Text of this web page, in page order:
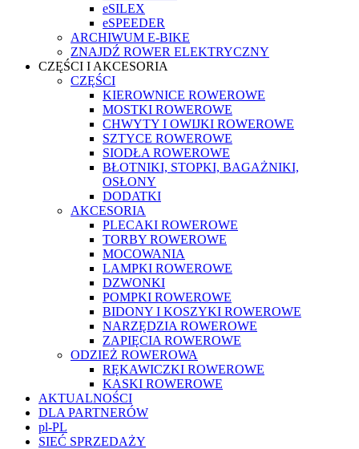
eSILEX
eSPEEDER
ARCHIWUM E-BIKE
ZNAJDŹ ROWER ELEKTRYCZNY
CZĘŚCI I AKCESORIA
CZĘŚCI
KIEROWNICE ROWEROWE
MOSTKI ROWEROWE
CHWYTY I OWIJKI ROWEROWE
SZTYCE ROWEROWE
SIODŁA ROWEROWE
BŁOTNIKI, STOPKI, BAGAŻNIKI,
OSŁONY
DODATKI
AKCESORIA
PLECAKI ROWEROWE
TORBY ROWEROWE
MOCOWANIA
LAMPKI ROWEROWE
DZWONKI
POMPKI ROWEROWE
BIDONY I KOSZYKI ROWEROWE
NARZĘDZIA ROWEROWE
ZAPIĘCIA ROWEROWE
ODZIEŻ ROWEROWA
RĘKAWICZKI ROWEROWE
KASKI ROWEROWE
AKTUALNOŚCI
DLA PARTNERÓW
pl-PL
SIEĆ SPRZEDAŻY